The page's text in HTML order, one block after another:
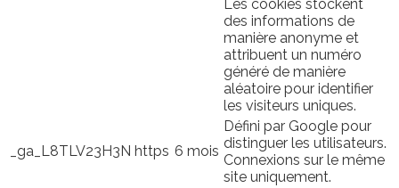
Les cookies stockent
des informations de
manière anonyme et
attribuent un numéro
généré de manière
aléatoire pour identifier
les visiteurs uniques.
_ga_L8TLV23H3N https 6 mois
Défini par Google pour
distinguer les utilisateurs.
Connexions sur le même
site uniquement.